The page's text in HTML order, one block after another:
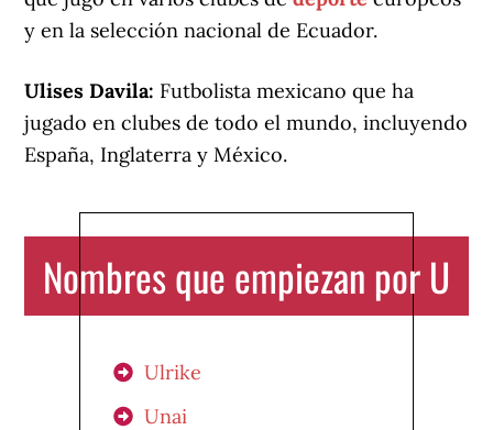
y en la selección nacional de Ecuador.
Ulises Davila: Futbolista mexicano que ha
jugado en clubes de todo el mundo, incluyendo
España, Inglaterra y México.
Nombres que empiezan por U
Ulrike
Unai